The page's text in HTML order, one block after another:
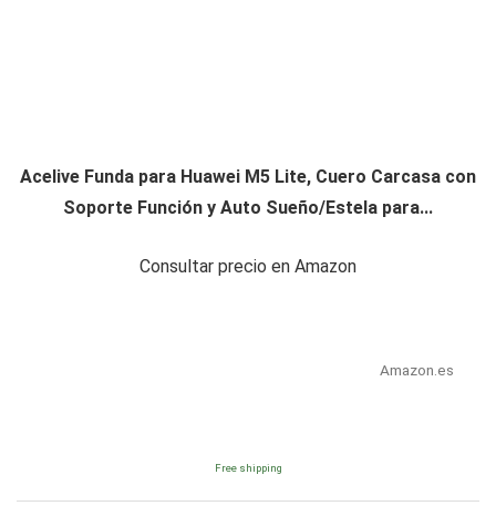
Acelive Funda para Huawei M5 Lite, Cuero Carcasa con
Soporte Función y Auto Sueño/Estela para...
Consultar precio en Amazon
Amazon.es
Free shipping